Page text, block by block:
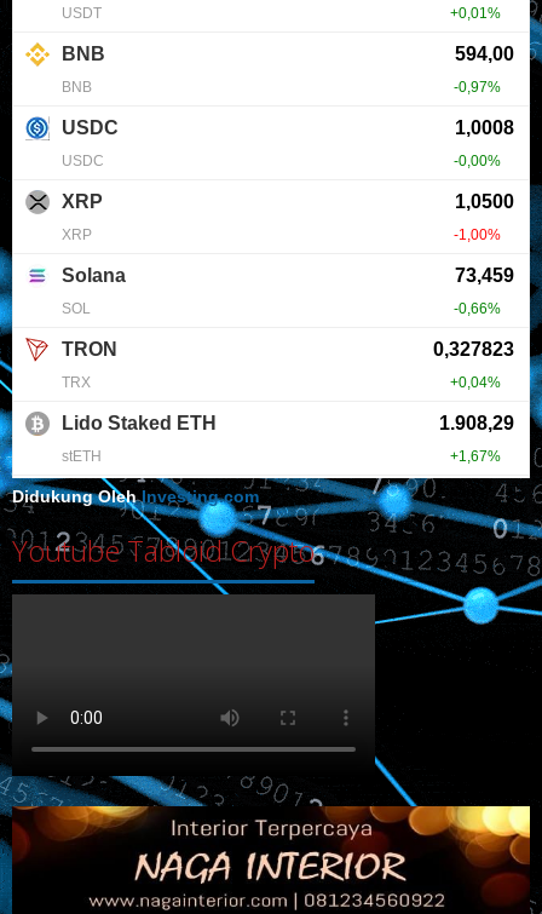
Didukung OlehInvesting.com
Youtube Tabloid Crypto